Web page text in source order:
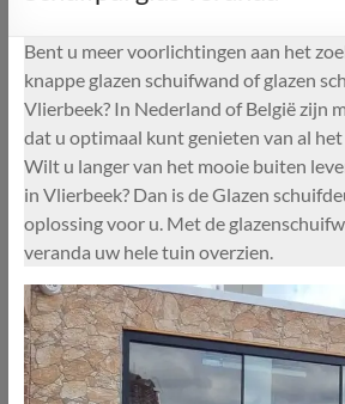
Bent u meer voorlichtingen aan het
knappe glazen schuifwand of glazen
Vlierbeek? In Nederland of België zijn
dat u optimaal kunt genieten van al
Wilt u langer van het mooie buiten
in Vlierbeek? Dan is de Glazen
oplossing voor u. Met de
veranda uw hele tuin overzien.